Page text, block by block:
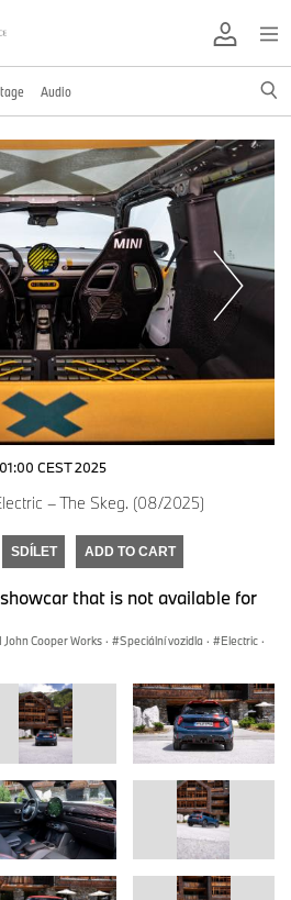
Audio
CEST 2025
– The Skeg. (08/2025)
SDÍLET ADD TO CART
that is not available for
John Cooper Works · Speciální vozidla · Electric ·